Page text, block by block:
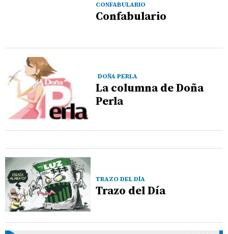
CONFABULARIO
Confabulario
DOÑA PERLA
La columna de Doña
Perla
TRAZO DEL DÍA
Trazo del Día